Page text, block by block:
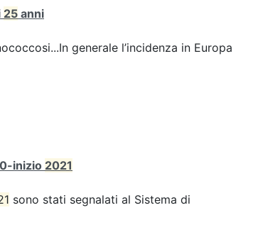
25 anni
generale l’incidenza in Europa
inizio 2021
sono stati segnalati al Sistema di